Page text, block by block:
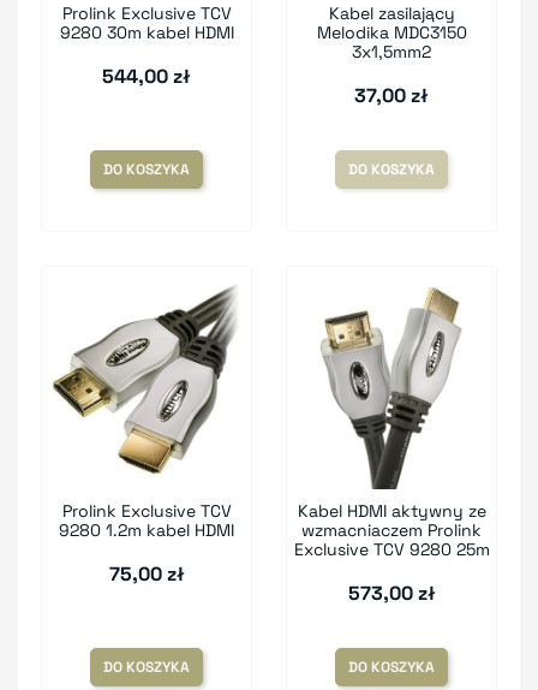
Prolink Exclusive TCV
9280 30m kabel HDMI
544,00 zł
DO KOSZYKA
Kabel zasilający
Melodika MDC3150
3x1,5mm2
37,00 zł
DO KOSZYKA
Prolink Exclusive TCV
9280 1.2m kabel HDMI
75,00 zł
DO KOSZYKA
Kabel HDMI aktywny ze
wzmacniaczem Prolink
Exclusive TCV 9280 25m
573,00 zł
DO KOSZYKA